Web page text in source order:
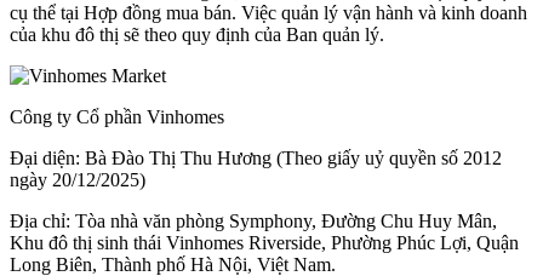
cụ thể tại Hợp đồng mua bán. Việc quản lý vận hành và kinh doanh
của khu đô thị sẽ theo quy định của Ban quản lý.
Công ty Cổ phần Vinhomes
Đại diện: Bà Đào Thị Thu Hương (Theo giấy uỷ quyền số 2012
ngày 20/12/2025)
Địa chỉ: Tòa nhà văn phòng Symphony, Đường Chu Huy Mân,
Khu đô thị sinh thái Vinhomes Riverside, Phường Phúc Lợi, Quận
Long Biên, Thành phố Hà Nội, Việt Nam.